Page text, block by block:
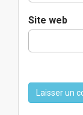
Site web